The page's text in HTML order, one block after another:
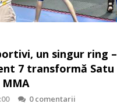
un singur ring –
7 transformă Satu
0 comentarii